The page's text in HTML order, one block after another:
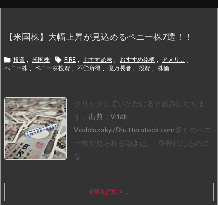
【米国株】大幅上昇が見込めるペニー株7選！！
 投資 , 米国株  FIRE , おすすめ株 , おすすめ銘柄 , アメリカ ,
ペニー株 , ペニー株投資 , 不労所得 , 億万長者 , 投資 , 株価
クリックしていただけると励みになりま
す。 出典：Vitalii
Vodolazskyi/Shutterstock.com多くのペニ
ー株で見られる動きは、 並外れたものに
な
記事を読む ...